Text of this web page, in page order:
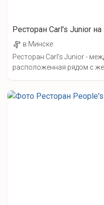
Ресторан Carl's Junior
в Минске
Ресторан Carl’s Junior -
расположенная рядом с